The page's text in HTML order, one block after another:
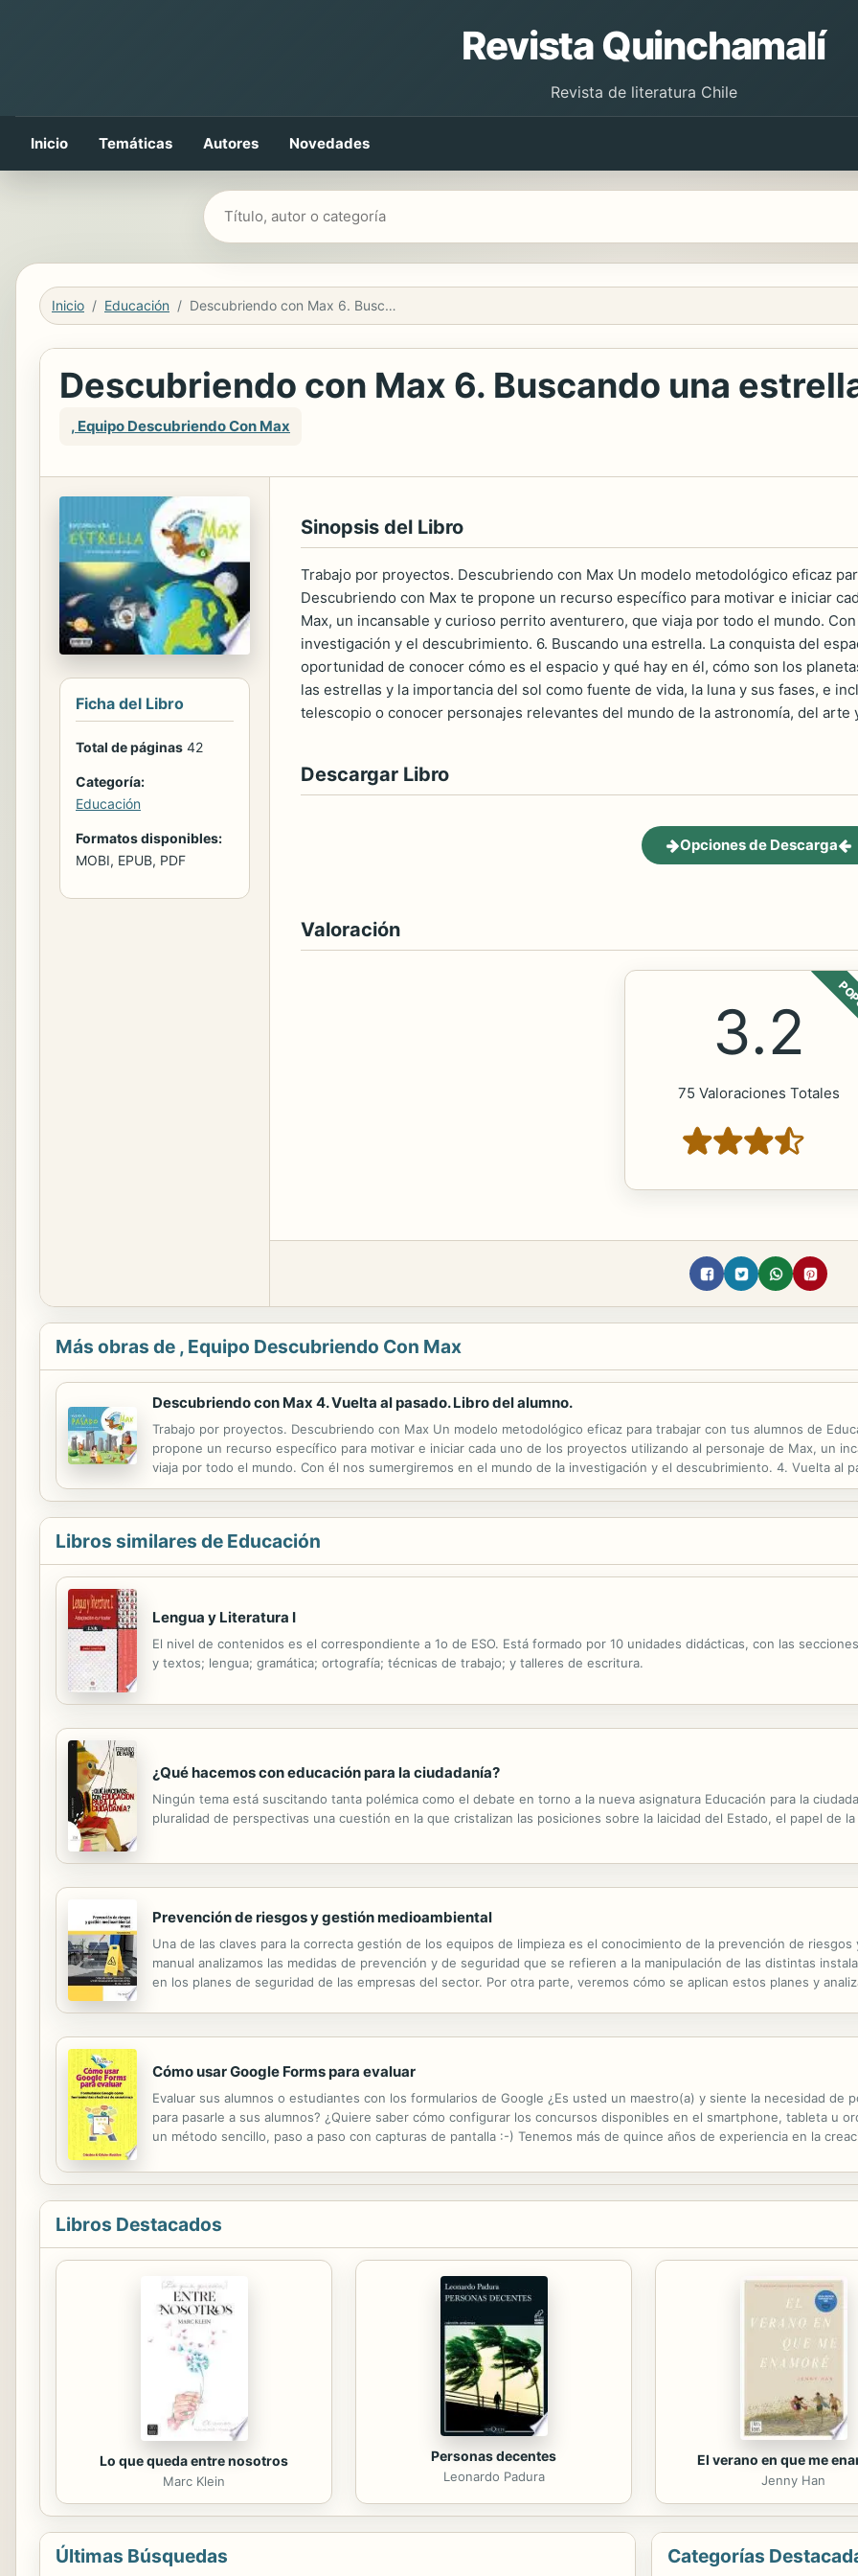
Revista Quinchamalí
Revista de literatura Chile
Inicio Temáticas Autores Novedades
Buscar libros
Inicio Educación Descubriendo con Max 6. Buscando una estrella. Libro del alumno.
Descubriendo con Max 6. Buscando una
, Equipo Descubriendo Con Max
Ficha del Libro
Total de páginas 42
Categoría:
Educación
Formatos disponibles:
MOBI, EPUB, PDF
Sinopsis del Libro
Trabajo por proyectos. Descubriendo con Max Un modelo metodológico eficaz
Descubriendo con Max te propone un recurso específico para motivar e iniciar
Max, un incansable y curioso perrito aventurero, que viaja por todo el mundo.
investigación y el descubrimiento. 6. Buscando una estrella. La conquista del
oportunidad de conocer cómo es el espacio y qué hay en él, cómo son los
las estrellas y la importancia del sol como fuente de vida, la luna y sus fases, e
telescopio o conocer personajes relevantes del mundo de la astronomía, del arte
Descargar Libro
Opciones de Descarga
Valoración
3.2
75 Valoraciones Totales
Más obras de , Equipo Descubriendo Con Max
Descubriendo con Max 4. Vuelta al pasado. Libro del alumno.
Trabajo por proyectos. Descubriendo con Max Un modelo metodológico eficaz para trabajar con tus alumnos de
propone un recurso específico para motivar e iniciar cada uno de los proyectos utilizando al personaje de Max, un
viaja por todo el mundo. Con él nos sumergiremos en el mundo de la investigación y el descubrimiento. 4. Vuelta al
Prehistoria despierta una gran curiosidad en los niños y niñas de Educación Infantil, que quieren conocer cómo eran
Libros similares de Educación
Lengua y Literatura I
El nivel de contenidos es el correspondiente a 1o de ESO. Está formado por 10 unidades didácticas, con las
y textos; lengua; gramática; ortografía; técnicas de trabajo; y talleres de escritura.
¿Qué hacemos con educación para la ciudadanía?
Ningún tema está suscitando tanta polémica como el debate en torno a la nueva asignatura Educación para la
pluralidad de perspectivas una cuestión en la que cristalizan las posiciones sobre la laicidad del Estado, el papel de
Prevención de riesgos y gestión medioambiental
Una de las claves para la correcta gestión de los equipos de limpieza es el conocimiento de la prevención de
manual analizamos las medidas de prevención y de seguridad que se refieren a la manipulación de las distintas
en los planes de seguridad de las empresas del sector. Por otra parte, veremos cómo se aplican estos planes y
Cómo usar Google Forms para evaluar
Evaluar sus alumnos o estudiantes con los formularios de Google ¿Es usted un maestro(a) y siente la necesidad de
para pasarle a sus alumnos? ¿Quiere saber cómo configurar los concursos disponibles en el smartphone, tableta u
un método sencillo, paso a paso con capturas de pantalla :-) Tenemos más de quince años de experiencia en la
Libros Destacados
Lo que queda entre nosotros
Marc Klein
Personas decentes
Leonardo Padura
El verano en que me
Jenny Han
Últimas Búsquedas Categorías